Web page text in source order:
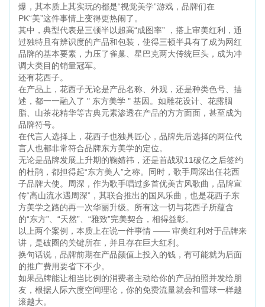
爆，其本质上其实玩的都是“视觉美学”游戏，品牌们在
PK“美”这件事情上变得更热闹了。
其中，典型代表是三顿半以超高“成图率” ，搭上审美红利，通
过独特且有辨识度的产品和包装，使得三顿半具有了成为网红
品牌的基本要素，力压了雀巢、星巴克两大传统巨头，成为冲
调大类目的销量冠军。
还有花西子。
在产品上，花西子无论是产品名称、外观，还是种类色号、描
述，都一一融入了 " 东方美学 " 基因。如雕花设计、花露胭
脂、山茶花精华等古典元素渗透在产品的方方面面，甚至成为
品牌符号。
在代言人选择上，花西子也独具匠心，品牌先后选择的两位代
言人也都非常符合品牌东方美学的定位。
无论是品牌发展上升期的鞠婧祎，还是首战双11破亿之后签约
的杜鹃，都担得起“东方美人”之称。同时，歌手周深出任花西
子品牌大使。周深，作为歌手唱过多首优美古风歌曲，品牌宣
传“高山流水遇周深”，其联合推出的国风乐曲，也是花西子东
方美学之路的再一次华丽升级。所有这一切与花西子所蕴含
的“东方”、“天然”、“雅致”完美契合，相得益彰。
以上两个案例，本质上在说一件事情 —— 审美红利对于品牌来
讲，是破圈的关键所在，并且存在巨大红利。
换句话说，品牌前期在产品颜值上投入的钱，有可能就为后面
的推广费用要省下不少。
如果品牌能让相当比例的消费者主动给你的产品拍照并发给朋
友，根据人际六度空间理论，你的免费流量就会和雪球一样越
滚越大。